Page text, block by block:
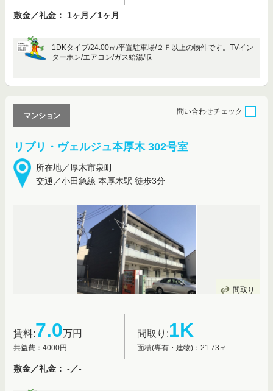
敷金／礼金： 1ヶ月／1ヶ月
1DKタイプ/24.00㎡/平置駐車場/２Ｆ以上の物件です。TVイン
ターホン/エアコン/ガス給湯/収･･･
リブリ・ヴェルジュ本厚木 302号室
所在地／厚木市泉町
交通／小田急線 本厚木駅 徒歩3分
マンション
問い合わせチェック
間取り
賃料:7.0万円
共益費：4000円
間取り:1K
面積(専有・建物)：21.73㎡
敷金／礼金： -／-